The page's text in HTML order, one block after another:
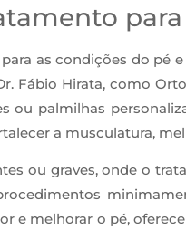
as condições do pé
Fábio Hirata, como
ou palmilhas
a musculatura,
ou graves, onde o
e melhorar o pé,